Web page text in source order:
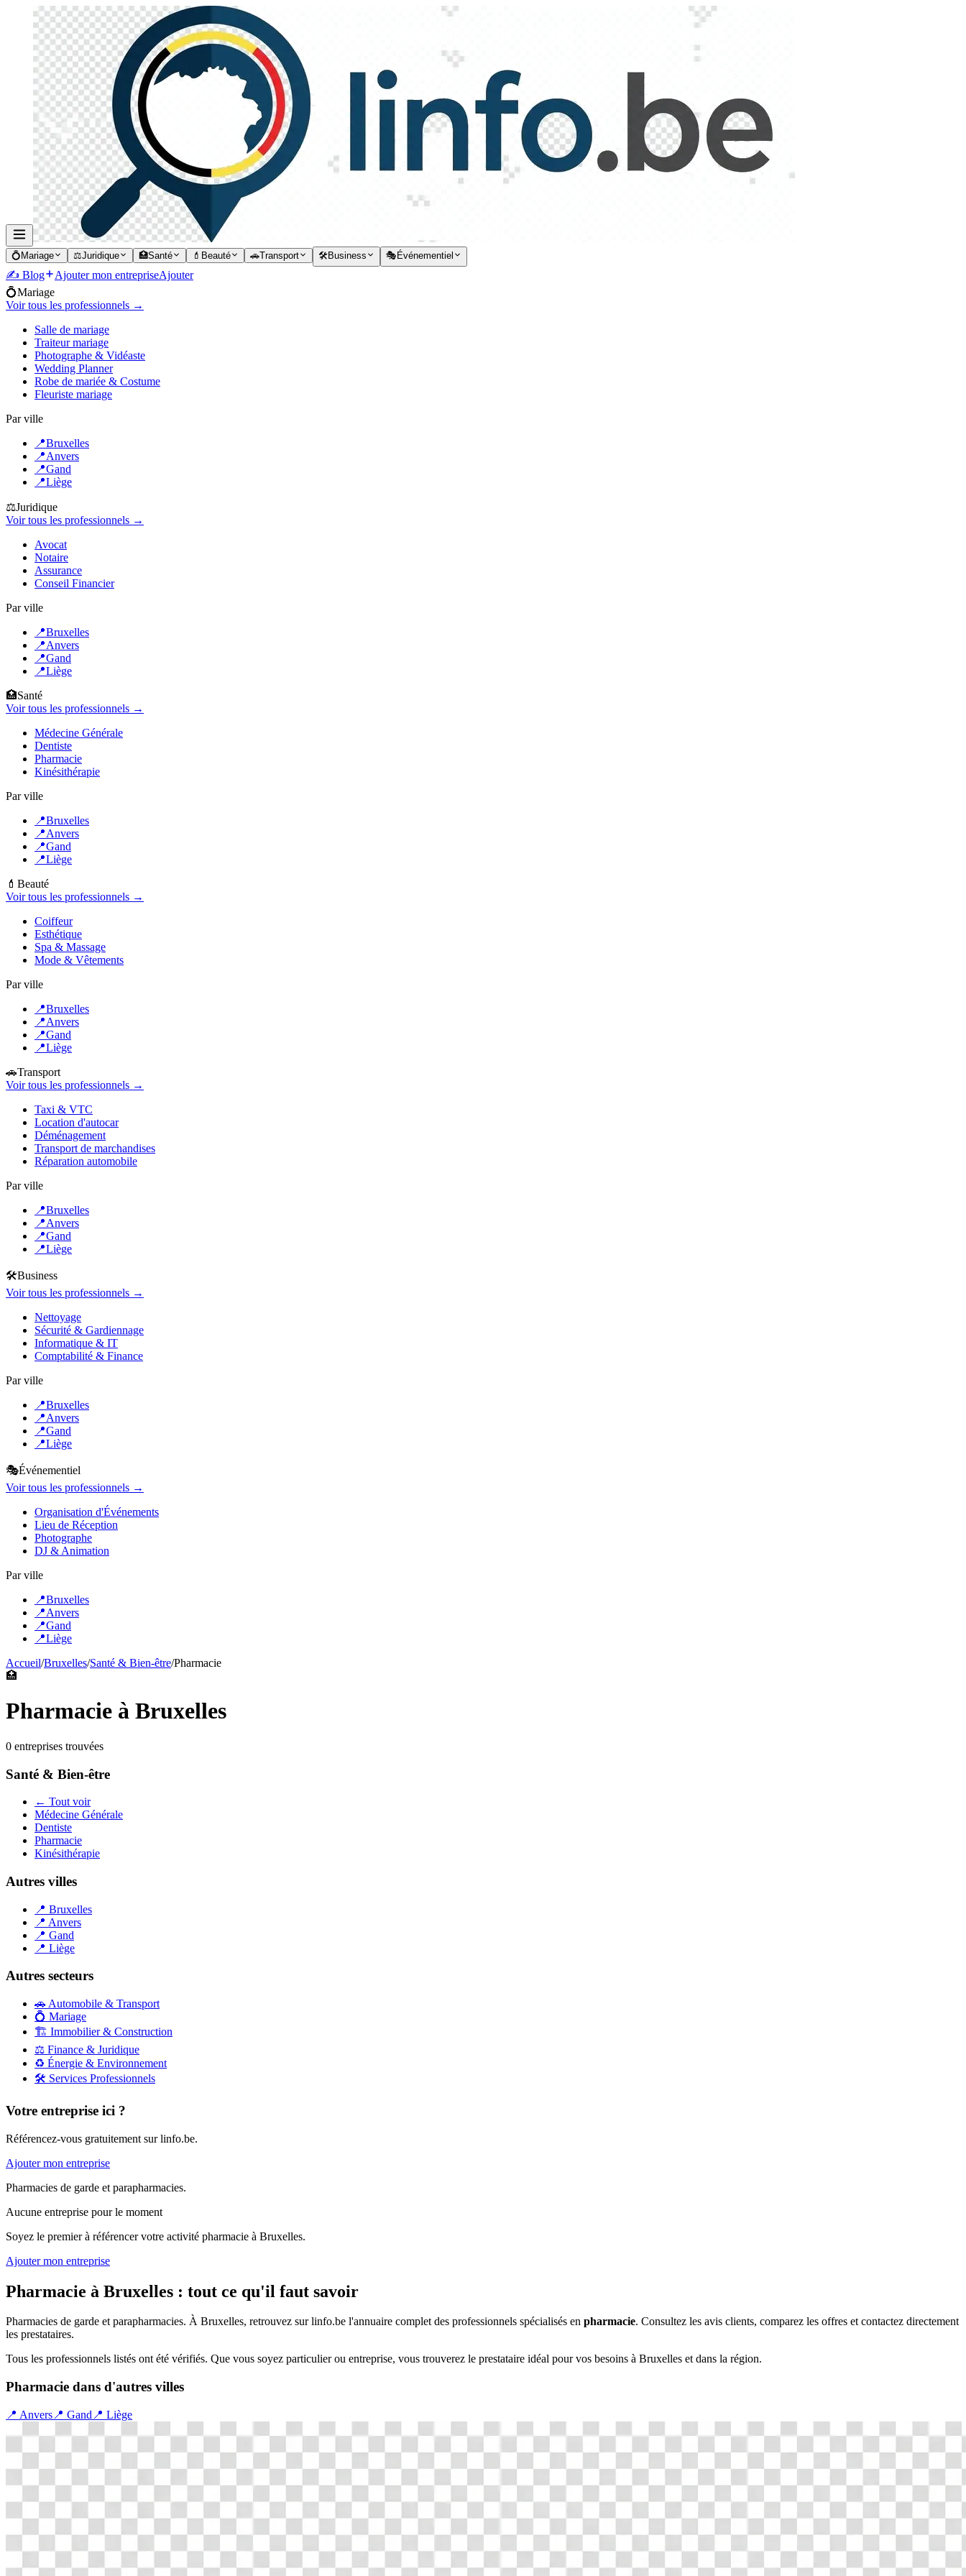
💍 Mariage ⚖️Juridique 🏥Santé 💄 Beauté 🚗Transport 🛠️Business 🎭 Événementiel
✍️ Blog Ajouter mon entrepriseAjouter
💍Mariage
Voir tous les professionnels →
Salle de mariage
Traiteur mariage
Photographe & Vidéaste
Wedding Planner
Robe de mariée & Costume
Fleuriste mariage
Par ville
📍Bruxelles
📍Anvers
📍Gand
📍Liège
⚖️Juridique
Voir tous les professionnels →
Avocat
Notaire
Assurance
Conseil Financier
Par ville
📍Bruxelles
📍Anvers
📍Gand
📍Liège
🏥Santé
Voir tous les professionnels →
Médecine Générale
Dentiste
Pharmacie
Kinésithérapie
Par ville
📍Bruxelles
📍Anvers
📍Gand
📍Liège
💄 Beauté
Voir tous les professionnels →
Coiffeur
Esthétique
Spa & Massage
Mode & Vêtements
Par ville
📍Bruxelles
📍Anvers
📍Gand
📍Liège
🚗Transport
Voir tous les professionnels →
Taxi & VTC
Location d'autocar
Déménagement
Transport de marchandises
Réparation automobile
Par ville
📍Bruxelles
📍Anvers
📍Gand
📍Liège
🛠️Business
Voir tous les professionnels →
Nettoyage
Sécurité & Gardiennage
Informatique & IT
Comptabilité & Finance
Par ville
📍Bruxelles
📍Anvers
📍Gand
📍Liège
🎭Événementiel
Voir tous les professionnels →
Organisation d'Événements
Lieu de Réception
Photographe
DJ & Animation
Par ville
📍Bruxelles
📍Anvers
📍Gand
📍Liège
Accueil/Bruxelles/Santé & Bien-être/Pharmacie
🏥
Pharmacie à Bruxelles
0 entreprises trouvées
Santé & Bien-être
← Tout voir
Médecine Générale
Dentiste
Pharmacie
Kinésithérapie
Autres villes
📍 Bruxelles
📍 Anvers
📍 Gand
📍 Liège
Autres secteurs
🚗 Automobile & Transport
💍 Mariage
🏗️ Immobilier & Construction
⚖️ Finance & Juridique
♻️ Énergie & Environnement
🛠️ Services Professionnels
Votre entreprise ici ?
Référencez-vous gratuitement sur linfo.be.
Ajouter mon entreprise
Pharmacies de garde et parapharmacies.
Aucune entreprise pour le moment
Soyez le premier à référencer votre activité pharmacie à Bruxelles.
Ajouter mon entreprise
Pharmacie à Bruxelles : tout ce qu'il faut savoir
Pharmacies de garde et parapharmacies. À Bruxelles, retrouvez sur linfo.be l'annuaire complet des professionnels spécialisés en pharmacie. Consultez les avis clients, comparez les offres et contactez directement
les prestataires.
Tous les professionnels listés ont été vérifiés. Que vous soyez particulier ou entreprise, vous trouverez le prestataire idéal pour vos besoins à Bruxelles et dans la région.
Pharmacie dans d'autres villes
📍 Anvers 📍 Gand 📍 Liège